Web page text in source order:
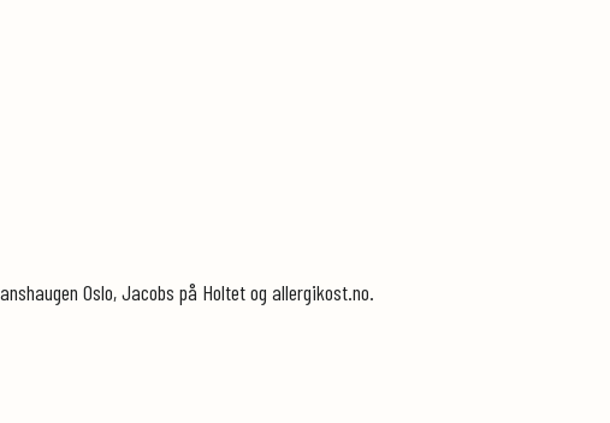
Oslo, Jacobs på Holtet og allergikost.no.